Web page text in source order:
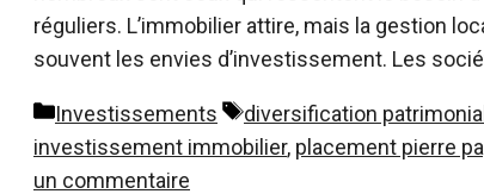
réguliers. L’immobilier attire, mais la gestion
souvent les envies d’investissement. Les
Catégories
Investissements Étiquettes
diversification
investissement immobilier, placement pierre
un commentaire